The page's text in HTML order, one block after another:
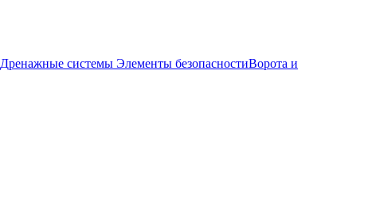
Дренажные системы Элементы безопасностиВорота и